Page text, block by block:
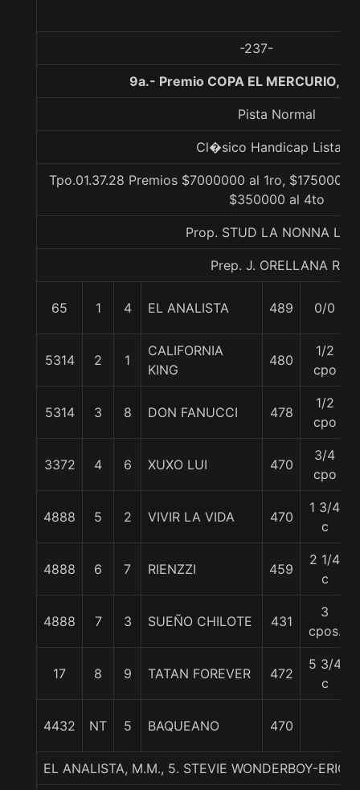
-237-
9a.- Premio COPA EL MERCURIO,
Pista Normal
Cl�sico Handicap Listada
Tpo.01.37.28 Premios $7000000 al 1ro, $1750000
$350000 al 4to
Prop. STUD LA NONNA
Prep. J. ORELLANA R.
65 1 4 EL ANALISTA 489 0/0
5314 2 1
CALIFORNIA
KING
480
1/2
cpo
5314 3 8 DON FANUCCI 478
1/2
cpo
3372 4 6 XUXO LUI 470
3/4
cpo
4888 5 2 VIVIR LA VIDA 470
1 3/4
c
4888 6 7 RIENZZI 459
2 1/4
c
4888 7 3 SUEÑO CHILOTE 431
3
cpos.
17 8 9 TATAN FOREVER 472
5 3/4
c
4432 NT 5 BAQUEANO 470
EL ANALISTA, M.M., 5. STEVIE WONDERBOY-